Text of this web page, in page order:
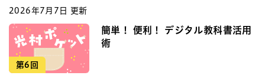
2026年7月7日 更新
第6回
簡単！ 便利！ デジタル教科書活用
術